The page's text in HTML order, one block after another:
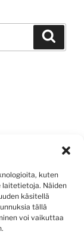
kuten
Näiden
käsitellä
tällä
voi vaikuttaa